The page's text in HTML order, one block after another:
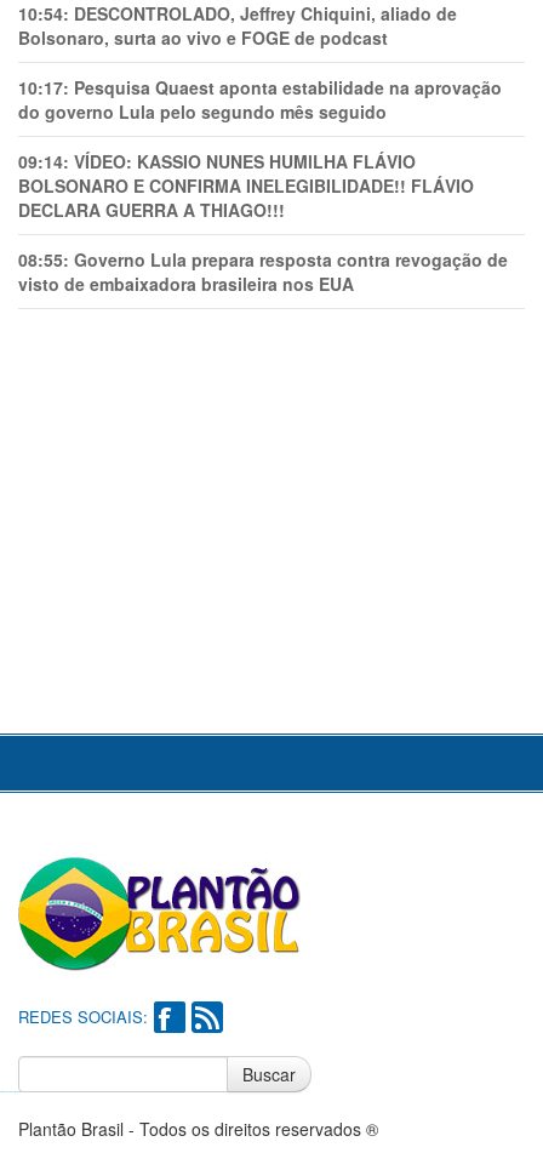
10:54: DESCONTROLADO, Jeffrey Chiquini, aliado de
Bolsonaro, surta ao vivo e FOGE de podcast
10:17: Pesquisa Quaest aponta estabilidade na aprovação
do governo Lula pelo segundo mês seguido
09:14: VÍDEO: KASSIO NUNES HUMlLHA FLÁVIO
BOLSONARO E CONFIRMA INELEGIBILIDADE!! FLÁVIO
DECLARA GUERRA A THIAGO!!!
08:55: Governo Lula prepara resposta contra revogação de
visto de embaixadora brasileira nos EUA
REDES SOCIAIS:
Buscar
Plantão Brasil - Todos os direitos reservados ®